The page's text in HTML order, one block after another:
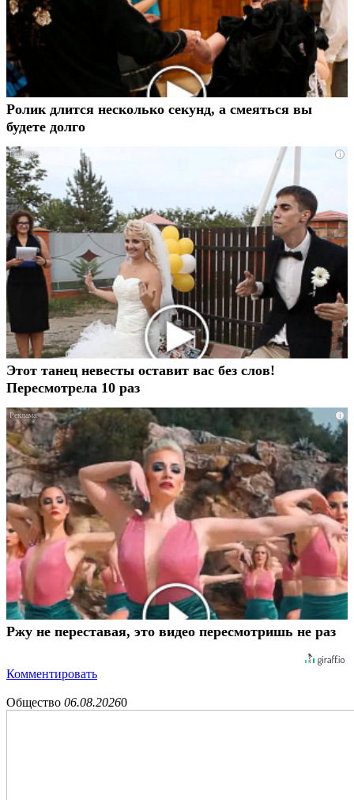
Ролик длится несколько секунд, а смеяться вы
будете долго
i
Этот танец невесты оставит вас без слов!
Пересмотрела 10 раз
i
Ржу не переставая, это видео пересмотришь не раз
Комментировать
Общество 06.08.20260